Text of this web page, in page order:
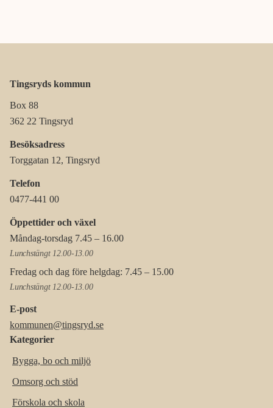
Tingsryds kommun
Box 88
362 22 Tingsryd
Besöksadress
Torggatan 12, Tingsryd
Telefon
0477-441 00
Öppettider och växel
Måndag-torsdag 7.45 – 16.00
Lunchstängt 12.00-13.00
Fredag och dag före helgdag: 7.45 – 15.00
Lunchstängt 12.00-13.00
E-post
kommunen@tingsryd.se
Kategorier
Bygga, bo och miljö
Omsorg och stöd
Förskola och skola